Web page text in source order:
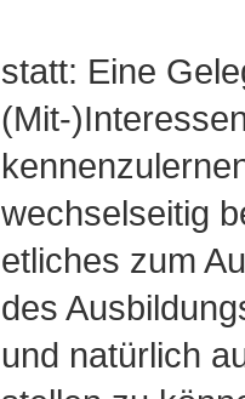
statt: Eine
(Mit-
wechselseitig
etliches zum
des
und natürlich